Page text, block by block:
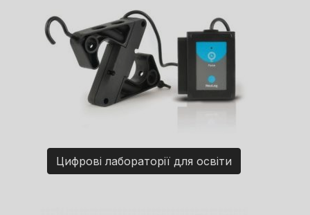
Цифрові лабораторії для освіти